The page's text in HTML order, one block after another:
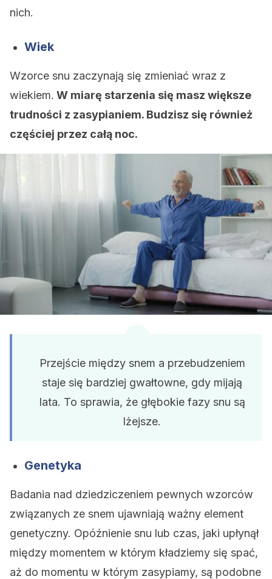
nich.
Wiek
Wzorce snu zaczynają się zmieniać wraz z
wiekiem. W miarę starzenia się masz większe
trudności z zasypianiem. Budzisz się również
częściej przez całą noc.
Przejście między snem a przebudzeniem
staje się bardziej gwałtowne, gdy mijają
lata. To sprawia, że ​​głębokie fazy snu są
lżejsze.
Genetyka
Badania nad dziedziczeniem pewnych wzorców
związanych ze snem ujawniają ważny element
genetyczny. Opóźnienie snu lub czas, jaki upłynął
między momentem w którym kładziemy się spać,
aż do momentu w którym zasypiamy, są podobne